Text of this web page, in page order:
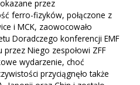
okazane przez
ferro-fizyków, połączone z
i MCK, zaowocowało
Doradczego konferencji EMF
Niego zespołowi ZFF
wydarzenie, choć
przyciągnęło także